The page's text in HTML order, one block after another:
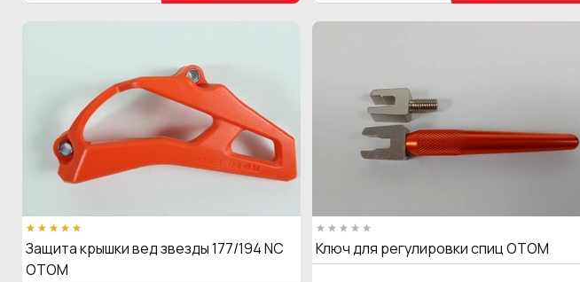
Защита крышки вед звезды 177/194 NC
OTOM
Ключ для регулировки спиц OTOM